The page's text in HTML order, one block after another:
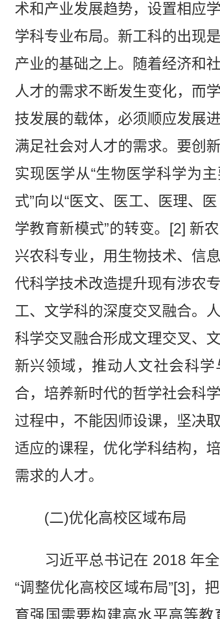
术和产业发展趋势，设置相应
学科专业布局。新工科的出现
产业的基础之上。随着经济和
人才的需求不断发生变化，而
技发展的载体，必须顺应发展
满足社会对人才的需求。要创
实现医学从“生物医学科学为
式”向以“医文、医工、医理、
学教育新模式”的转变。[2] 新
兴农科专业，用生物技术、信
代科学技术改造提升现有涉农
工、文学科的深度交叉融合。
科学交叉融合形成文理交叉、
新兴领域，推动人文社会科
合，培养新时代的哲学社会科
过程中，不能因师设课，坚决
适应的课程，优化学科结构，
需求的人才。
(二)优化高校区域布局
习近平总书记在 2018 年全
“调整优化高校区域布局”[3]，
育强国需要构建高水平高等